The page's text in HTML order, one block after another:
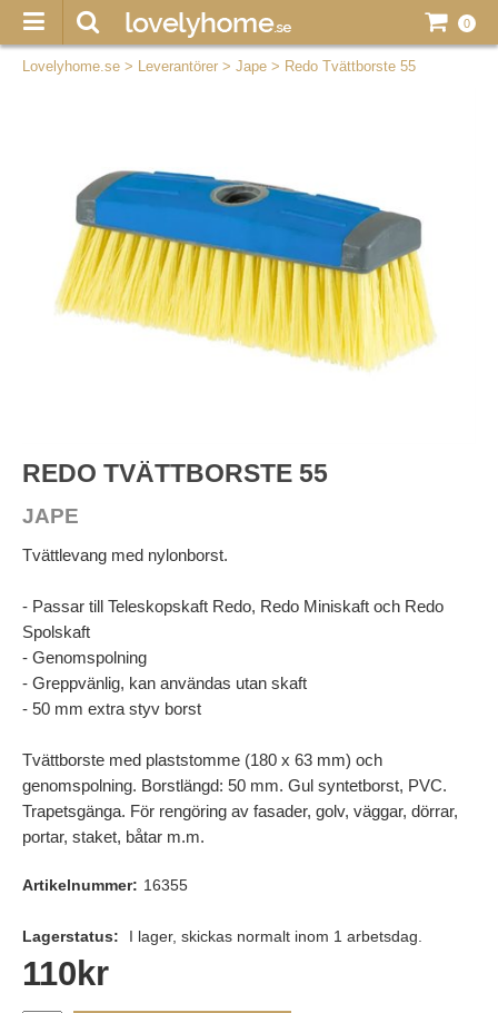
0
Lovelyhome.se > Leverantörer > Jape > Redo Tvättborste 55
REDO TVÄTTBORSTE 55
JAPE
Tvättlevang med nylonborst.
- Passar till Teleskopskaft Redo, Redo Miniskaft och Redo
Spolskaft
- Genomspolning
- Greppvänlig, kan användas utan skaft
- 50 mm extra styv borst
Tvättborste med plaststomme (180 x 63 mm) och
genomspolning. Borstlängd: 50 mm. Gul syntetborst, PVC.
Trapetsgänga. För rengöring av fasader, golv, väggar, dörrar,
portar, staket, båtar m.m.
Artikelnummer: 16355
Lagerstatus: I lager, skickas normalt inom 1 arbetsdag.
110 kr